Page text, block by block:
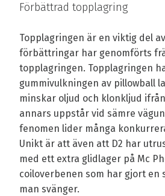
Förbättrad topplagring
Topplagringen är en viktig del
förbättringar har genomförts
topplagringen. Topplagringen
gummivulkningen av pillowball
minskar oljud och klonkljud
annars uppstår vid sämre
fenomen lider många
Unikt är att även att D2 har
med ett extra glidlager på Mc
coiloverbenen som har gjort en
man svänger.